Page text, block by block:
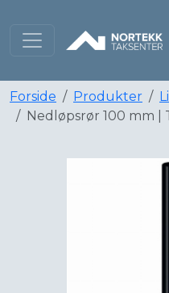
Forside Produkter
Nedløpsrør 100 mm |